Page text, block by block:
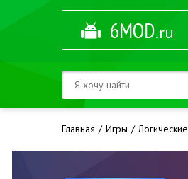
6MOD.ru
Главная Игры Логические